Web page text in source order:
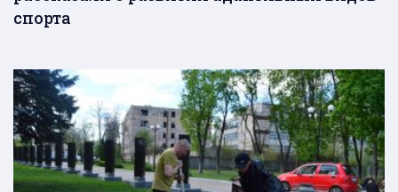
спорта